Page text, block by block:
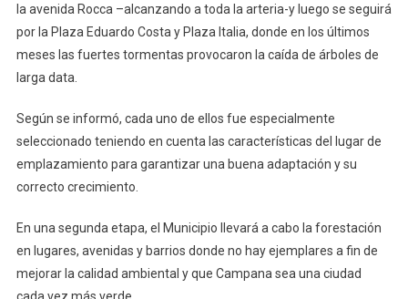
la avenida Rocca –alcanzando a toda la arteria-y luego se seguirá
por la Plaza Eduardo Costa y Plaza Italia, donde en los últimos
meses las fuertes tormentas provocaron la caída de árboles de
larga data.
Según se informó, cada uno de ellos fue especialmente
seleccionado teniendo en cuenta las características del lugar de
emplazamiento para garantizar una buena adaptación y su
correcto crecimiento.
En una segunda etapa, el Municipio llevará a cabo la forestación
en lugares, avenidas y barrios donde no hay ejemplares a fin de
mejorar la calidad ambiental y que Campana sea una ciudad